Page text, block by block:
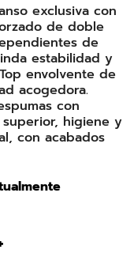
exclusiva con
de doble
de
estabilidad y
envolvente de
acogedora.
con
higiene y
con acabados